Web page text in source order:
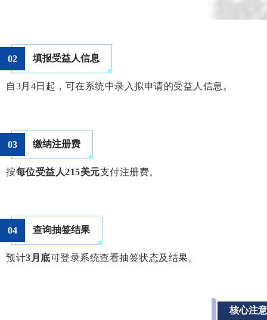
02 填报受益人信息
自3月4日起，可在系统中录入拟申请的受益人信息。
03 缴纳注册费
按每位受益人215美元支付注册费。
04 查询抽签结果
预计3月底可登录系统查看抽签状态及结果。
核心注